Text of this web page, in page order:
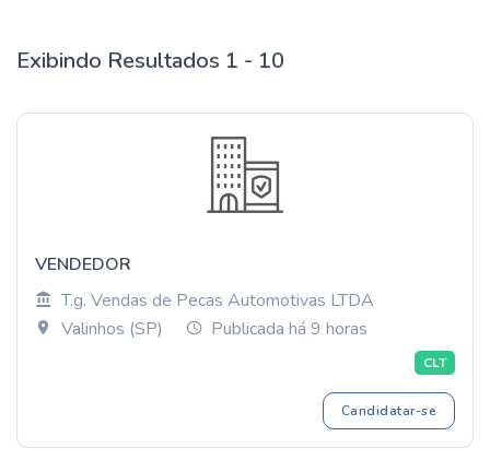
Exibindo Resultados 1 - 10
VENDEDOR
T.g. Vendas de Pecas Automotivas LTDA
Valinhos (SP)
Publicada há 9 horas
CLT
Candidatar-se